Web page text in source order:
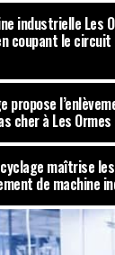
industrielle Les
coupant le circuit
propose
cher à Les Ormes
maîtrise les
de machine